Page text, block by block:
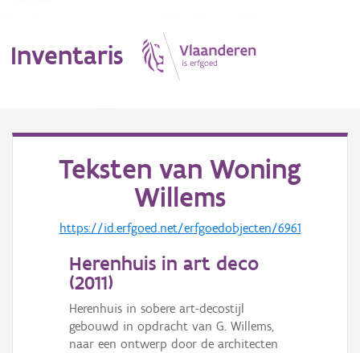
Inventaris
Aanduidingsobject
Gebeurtenis
Teksten van Woning
Willems
https://id.erfgoed.net/erfgoedobjecten/6961
Herenhuis in art deco
(2011)
Herenhuis in sobere art-decostijl
gebouwd in opdracht van G. Willems,
naar een ontwerp door de architecten